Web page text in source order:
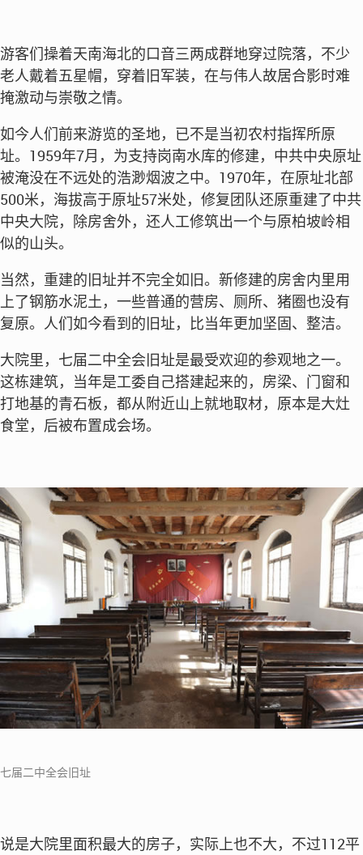
游客们操着天南海北的口音三两成群地穿过院落，不少
老人戴着五星帽，穿着旧军装，在与伟人故居合影时难
掩激动与崇敬之情。
如今人们前来游览的圣地，已不是当初农村指挥所原
址。1959年7月，为支持岗南水库的修建，中共中央原址
被淹没在不远处的浩渺烟波之中。1970年，在原址北部
500米，海拔高于原址57米处，修复团队还原重建了中共
中央大院，除房舍外，还人工修筑出一个与原柏坡岭相
似的山头。
当然，重建的旧址并不完全如旧。新修建的房舍内里用
上了钢筋水泥土，一些普通的营房、厕所、猪圈也没有
复原。人们如今看到的旧址，比当年更加坚固、整洁。
大院里，七届二中全会旧址是最受欢迎的参观地之一。
这栋建筑，当年是工委自己搭建起来的，房梁、门窗和
打地基的青石板，都从附近山上就地取材，原本是大灶
食堂，后被布置成会场。
七届二中全会旧址
说是大院里面积最大的房子，实际上也不大，不过112平